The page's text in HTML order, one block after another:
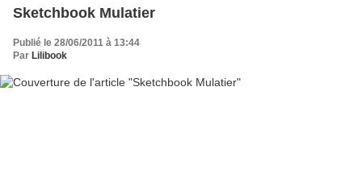
Sketchbook Mulatier
Publié le 28/06/2011 à 13:44
Par Lilibook